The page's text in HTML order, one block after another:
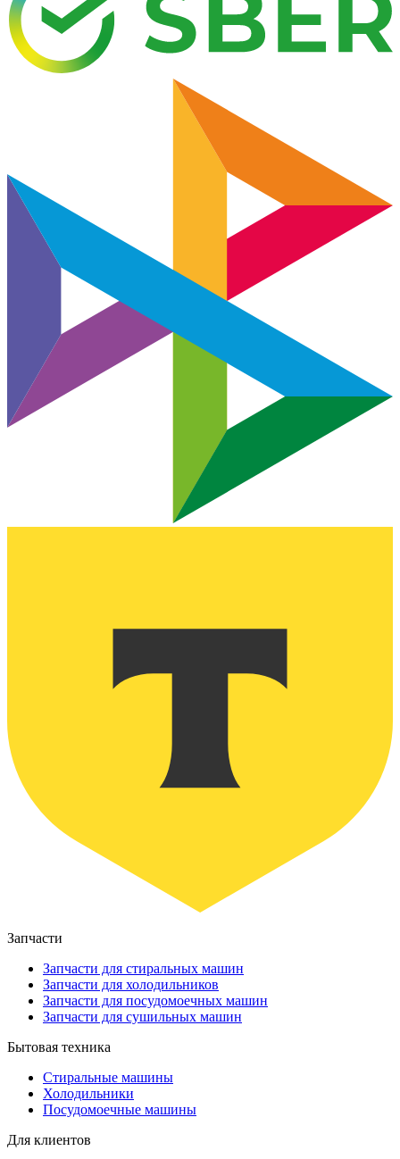
Запчасти
Запчасти для стиральных машин
Запчасти для холодильников
Запчасти для посудомоечных машин
Запчасти для сушильных машин
Бытовая техника
Стиральные машины
Холодильники
Посудомоечные машины
Для клиентов